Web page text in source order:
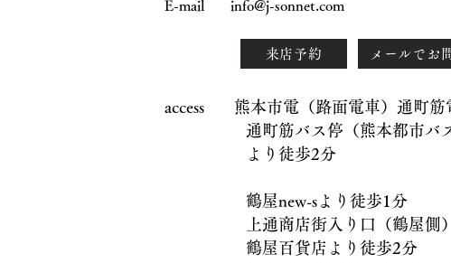
E-mail info@j-sonnet.com
来店予約 メールでお
access 熊本市電（路面電車）通町筋
通町筋バス停（熊本都市バス、
より徒歩2分
鶴屋new-sより徒歩1分
上通商店街入り口（鶴屋側）
鶴屋百貨店より徒歩2分